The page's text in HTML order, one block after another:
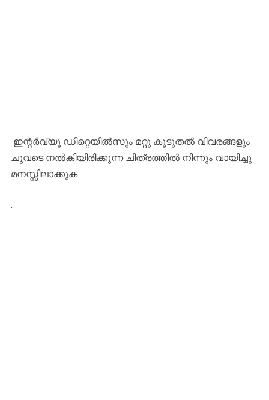
ഇന്റർവ്യൂ ഡീറ്റെയിൽസും മറ്റു കൂടുതൽ വിവരങ്ങളും
ചുവടെ നൽകിയിരിക്കുന്ന ചിത്രത്തിൽ നിന്നും വായിച്ചു
മനസ്സിലാക്കുക
.